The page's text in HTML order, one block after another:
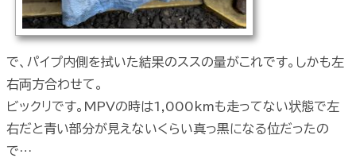
で、パイプ内側を拭いた結果のススの量がこれです。しかも左
右両方合わせて。
ビックリです。MPVの時は1,000kmも走ってない状態で左
右だと青い部分が見えないくらい真っ黒になる位だったの
で…